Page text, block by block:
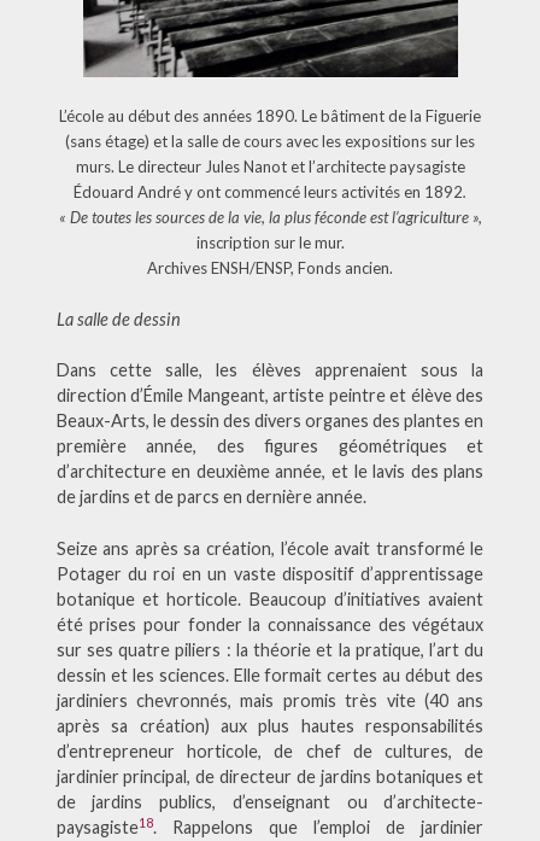
L’école au début des années 1890. Le bâtiment de la Figuerie
(sans étage) et la salle de cours avec les expositions sur les
murs. Le directeur Jules Nanot et l’architecte paysagiste
Édouard André y ont commencé leurs activités en 1892.
« De toutes les sources de la vie, la plus féconde est l’agriculture »,
inscription sur le mur.
Archives ENSH/ENSP, Fonds ancien.
La salle de dessin
Dans cette salle, les élèves apprenaient sous la
direction d’Émile Mangeant, artiste peintre et élève des
Beaux-Arts, le dessin des divers organes des plantes en
première année, des figures géométriques et
d’architecture en deuxième année, et le lavis des plans
de jardins et de parcs en dernière année.
Seize ans après sa création, l’école avait transformé le
Potager du roi en un vaste dispositif d’apprentissage
botanique et horticole. Beaucoup d’initiatives avaient
été prises pour fonder la connaissance des végétaux
sur ses quatre piliers : la théorie et la pratique, l’art du
dessin et les sciences. Elle formait certes au début des
jardiniers chevronnés, mais promis très vite (40 ans
après sa création) aux plus hautes responsabilités
d’entrepreneur horticole, de chef de cultures, de
jardinier principal, de directeur de jardins botaniques et
de jardins publics, d’enseignant ou d’architecte-
paysagiste18. Rappelons que l’emploi de jardinier